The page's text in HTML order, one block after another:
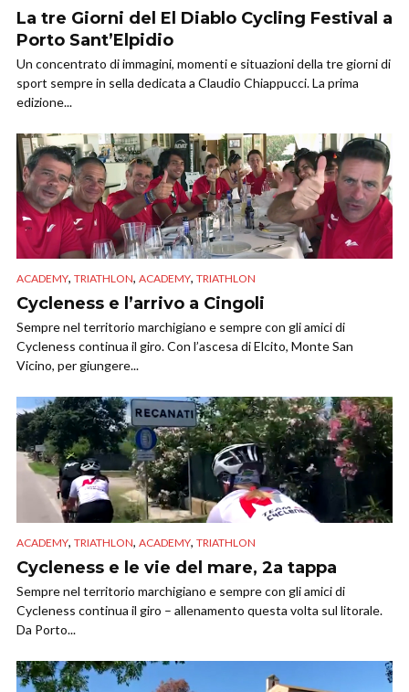
La tre Giorni del El Diablo Cycling Festival a
Porto Sant’Elpidio
Un concentrato di immagini, momenti e situazioni della tre giorni di
sport sempre in sella dedicata a Claudio Chiappucci. La prima
edizione...
ACADEMY, TRIATHLON, ACADEMY, TRIATHLON
Cycleness e l’arrivo a Cingoli
Sempre nel territorio marchigiano e sempre con gli amici di
Cycleness continua il giro. Con l’ascesa di Elcito, Monte San
Vicino, per giungere...
ACADEMY, TRIATHLON, ACADEMY, TRIATHLON
Cycleness e le vie del mare, 2a tappa
Sempre nel territorio marchigiano e sempre con gli amici di
Cycleness continua il giro – allenamento questa volta sul litorale.
Da Porto...